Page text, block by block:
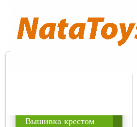
Вышивка крестом